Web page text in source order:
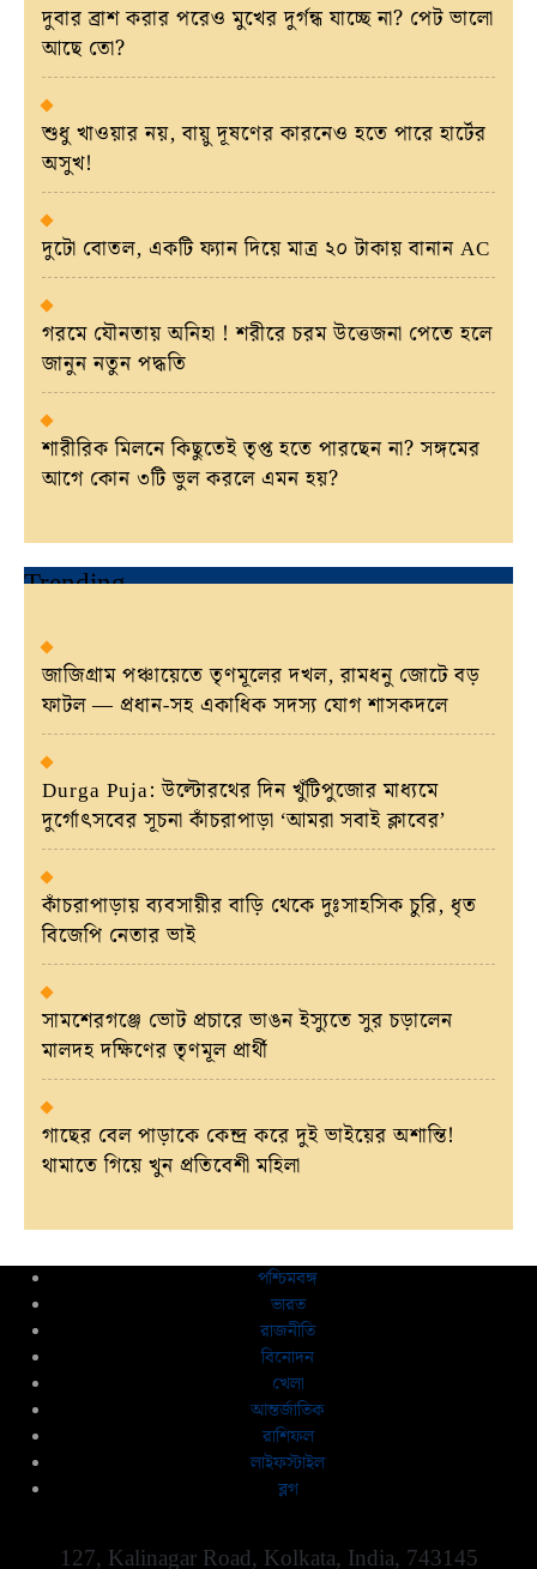
দুবার ব্রাশ করার পরেও মুখের দুর্গন্ধ যাচ্ছে না? পেট ভালো
আছে তো?
শুধু খাওয়ার নয়, বায়ু দূষণের কারনেও হতে পারে হার্টের
অসুখ!
দুটো বোতল, একটি ফ্যান দিয়ে মাত্র ২০ টাকায় বানান AC
গরমে যৌনতায় অনিহা ! শরীরে চরম উত্তেজনা পেতে হলে
জানুন নতুন পদ্ধতি
শারীরিক মিলনে কিছুতেই তৃপ্ত হতে পারছেন না? সঙ্গমের
আগে কোন ৩টি ভুল করলে এমন হয়?
Trending
জাজিগ্রাম পঞ্চায়েতে তৃণমূলের দখল, রামধনু জোটে বড়
ফাটল — প্রধান-সহ একাধিক সদস্য যোগ শাসকদলে
Durga Puja: উল্টোরথের দিন খুঁটিপুজোর মাধ্যমে
দুর্গোৎসবের সূচনা কাঁচরাপাড়া ‘আমরা সবাই ক্লাবের’
কাঁচরাপাড়ায় ব্যবসায়ীর বাড়ি থেকে দুঃসাহসিক চুরি, ধৃত
বিজেপি নেতার ভাই
সামশেরগঞ্জে ভোট প্রচারে ভাঙন ইস্যুতে সুর চড়ালেন
মালদহ দক্ষিণের তৃণমূল প্রার্থী
গাছের বেল পাড়াকে কেন্দ্র করে দুই ভাইয়ের অশান্তি!
থামাতে গিয়ে খুন প্রতিবেশী মহিলা
পশ্চিমবঙ্গ
ভারত
রাজনীতি
বিনোদন
খেলা
আন্তর্জাতিক
রাশিফল
লাইফস্টাইল
ব্লগ
127, Kalinagar Road, Kolkata, India, 743145